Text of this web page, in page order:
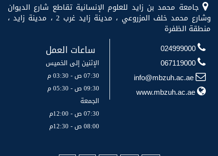
جامعة محمد بن زايد للعلوم الإنسانية تقاطع شارع الديوان
وشارع محمد خلف المزروعي ، مدينة زايد غرب 2 ، مدينة زايد ،
منطقة الظفرة
024999000
067119000
info@mbzuh.ac.ae
www.mbzuh.ac.ae
ساعات العمل
الإثنين إلى الخميس
07:30 ص - 03:30 م
09:30 ص - 05:30 م
الجمعة
07:30 ص - 12:00م
08:00 ص - 12:30م